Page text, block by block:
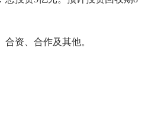
资、合作及其他。